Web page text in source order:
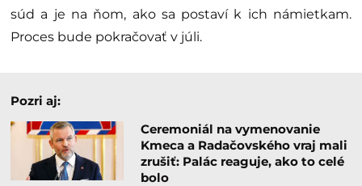
súd a je na ňom, ako sa postaví k ich námietkam.
Proces bude pokračovať v júli.
Pozri aj:
Ceremoniál na vymenovanie
Kmeca a Radačovského vraj mali
zrušiť: Palác reaguje, ako to celé
bolo